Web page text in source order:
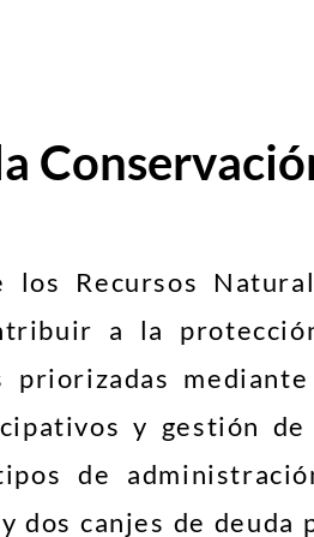
Recursos
a la
y gestión de
de
canjes de deuda